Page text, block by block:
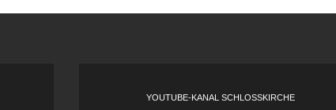
YOUTUBE-KANAL SCHLOSSKIRCHE